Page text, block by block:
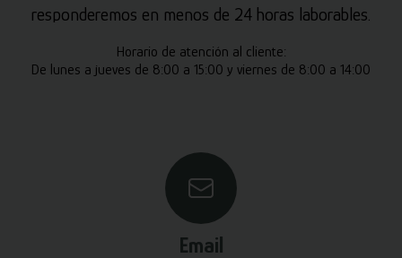
responderemos en menos de 24 horas laborables.
Horario de atención al cliente:
De lunes a jueves de 8:00 a 15:00 y viernes de 8:00 a 14:00
Email